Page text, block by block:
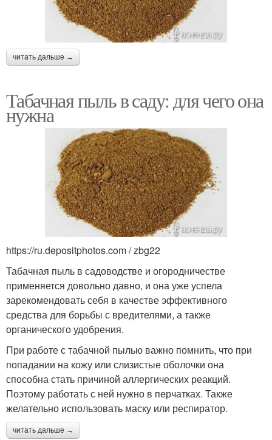
читать дальше →
Табачная пыль в саду: для чего она
нужна
https://ru.depositphotos.com / zbg22
Табачная пыль в садоводстве и огородничестве
применяется довольно давно, и она уже успела
зарекомендовать себя в качестве эффективного
средства для борьбы с вредителями, а также
органического удобрения.
При работе с табачной пылью важно помнить, что при
попадании на кожу или слизистые оболочки она
способна стать причиной аллергических реакций.
Поэтому работать с ней нужно в перчатках. Также
желательно использовать маску или респиратор.
читать дальше →